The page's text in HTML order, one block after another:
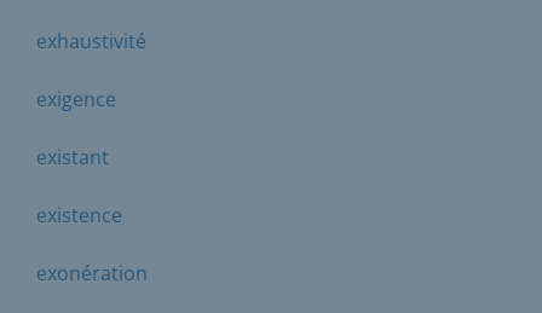
exhaustivité
exigence
existant
existence
exonération